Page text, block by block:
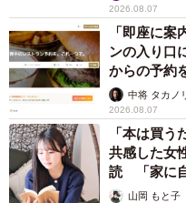
2026.08.07
「即座に
ンの入り口
からの予約
中将 タカノ
2026.08.07
「本は買
共感した女
読 「家に自
山岡 もと子